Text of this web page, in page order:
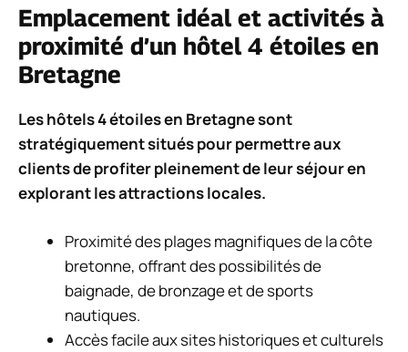
Emplacement idéal et activités à
proximité d’un hôtel 4 étoiles en
Bretagne
Les hôtels 4 étoiles en Bretagne sont
stratégiquement situés pour permettre aux
clients de profiter pleinement de leur séjour en
explorant les attractions locales.
Proximité des plages magnifiques de la côte
bretonne, offrant des possibilités de
baignade, de bronzage et de sports
nautiques.
Accès facile aux sites historiques et culturels